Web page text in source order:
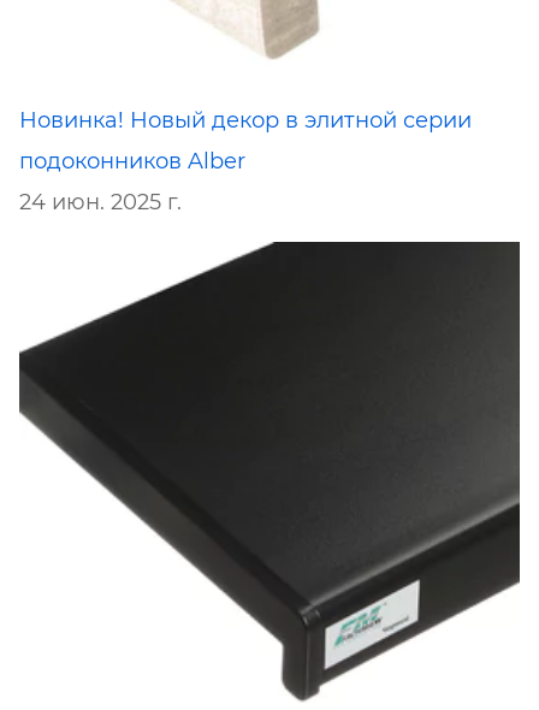
Новинка! Новый декор в элитной серии
подоконников Alber
24 июн. 2025 г.